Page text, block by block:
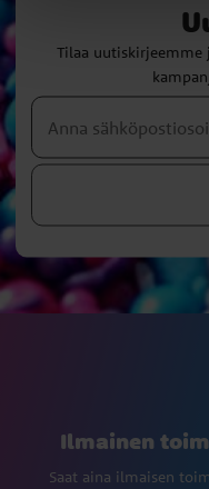
Tilaa
Ilmainen
Saat aina ilmaisen